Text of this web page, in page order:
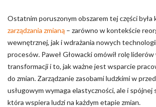
Ostatnim poruszonym obszarem tej części była
zarządzania zmianą – zarówno w kontekście
wewnętrznej, jak i wdrażania nowych
procesów. Paweł Głowacki omówił rolę
transformacji i to, jak ważne jest wsparcie
do zmian. Zarządzanie zasobami ludzkimi w
usługowym wymaga elastyczności, ale i spójnej
która wspiera ludzi na każdym etapie zmian.